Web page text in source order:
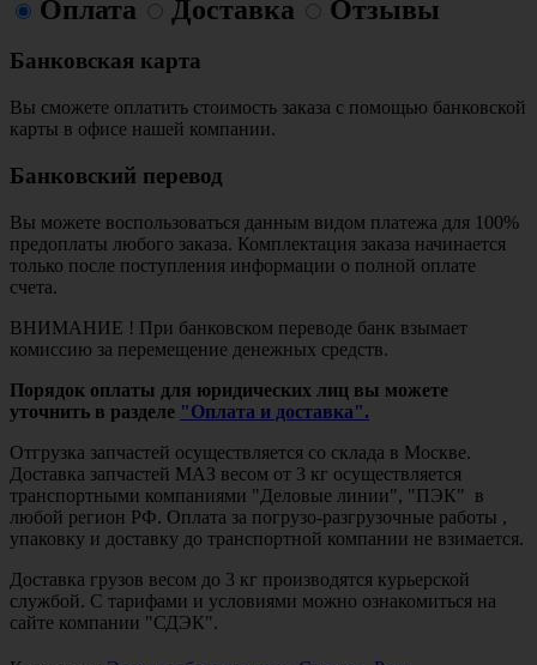
Оплата Доставка Отзывы
Банковская карта
Вы сможете оплатить стоимость заказа с помощью банковской
карты в офисе нашей компании.
Банковский перевод
Вы можете воспользоваться данным видом платежа для 100%
предоплаты любого заказа. Комплектация заказа начинается
только после поступления информации о полной оплате
счета.
ВНИМАНИЕ ! При банковском переводе банк взымает
комиссию за перемещение денежных средств.
Порядок оплаты для юридических лиц вы можете
уточнить в разделе "Оплата и доставка".
Отгрузка запчастей осуществляется со склада в Москве.
Доставка запчастей МАЗ весом от 3 кг осуществляется
транспортными компаниями "Деловые линии", "ПЭК" в
любой регион РФ. Оплата за погрузо-разгрузочные работы ,
упаковку и доставку до транспортной компании не взимается.
Доставка грузов весом до 3 кг производятся курьерской
службой. С тарифами и условиями можно ознакомиться на
сайте компании "СДЭК".